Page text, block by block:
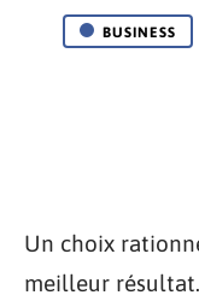
BUSINESS
Un choix
meilleur